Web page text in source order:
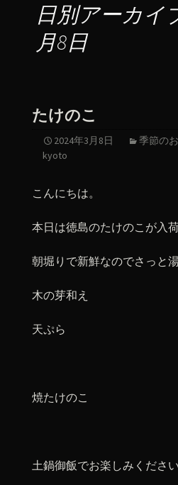
日別アーカイ
月8日
たけのこ
2024年3月8日 季節の
kyoto
こんにちは。
本日は徳島のたけのこが入荷
朝堀りで新鮮なのでさっと
木の芽和え
天ぷら
焼たけのこ
土鍋御飯でお楽しみください